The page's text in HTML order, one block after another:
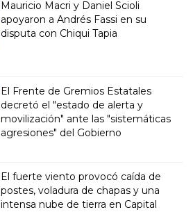
Mauricio Macri y Daniel Scioli
apoyaron a Andrés Fassi en su
disputa con Chiqui Tapia
El Frente de Gremios Estatales
decretó el "estado de alerta y
movilización" ante las "sistemáticas
agresiones" del Gobierno
El fuerte viento provocó caída de
postes, voladura de chapas y una
intensa nube de tierra en Capital